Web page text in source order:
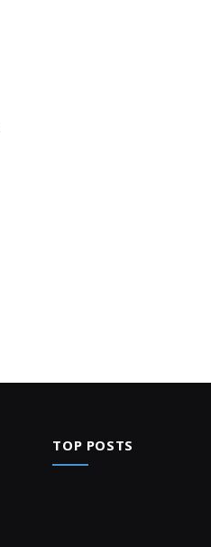
TOP POSTS